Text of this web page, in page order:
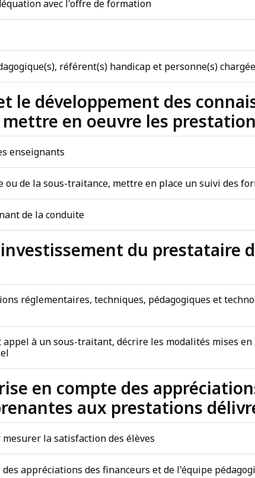
avec l'offre de formation
référent(s) handicap et personne(s)
le développement des
en oeuvre les
enseignants
ou de la sous-traitance, mettre en place un suivi des
de la conduite
du prestataire
réglementaires, techniques, pédagogiques et
appel à un sous-traitant, décrire les modalités mises
en compte des
aux prestations
la satisfaction des élèves
appréciations des financeurs et de l'équipe